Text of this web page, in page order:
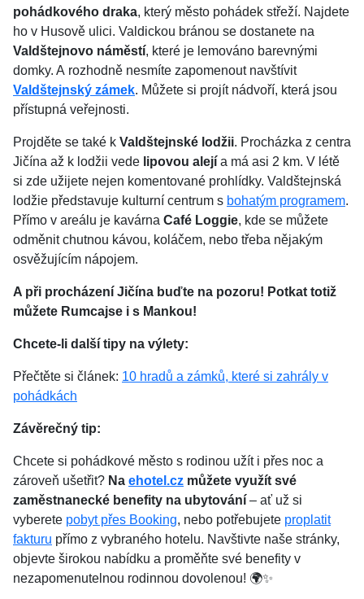
pohádkového draka, který město pohádek střeží. Najdete
ho v Husově ulici. Valdickou bránou se dostanete na
Valdštejnovo náměstí, které je lemováno barevnými
domky. A rozhodně nesmíte zapomenout navštívit
Valdštejnský zámek. Můžete si projít nádvoří, která jsou
přístupná veřejnosti.
Projděte se také k Valdštejnské lodžii. Procházka z centra
Jičína až k lodžii vede lipovou alejí a má asi 2 km. V létě
si zde užijete nejen komentované prohlídky. Valdštejnská
lodžie představuje kulturní centrum s bohatým programem.
Přímo v areálu je kavárna Café Loggie, kde se můžete
odměnit chutnou kávou, koláčem, nebo třeba nějakým
osvěžujícím nápojem.
A při procházení Jičína buďte na pozoru! Potkat totiž
můžete Rumcajse i s Mankou!
Chcete-li další tipy na výlety:
Přečtěte si článek: 10 hradů a zámků, které si zahrály v
pohádkách
Závěrečný tip:
Chcete si pohádkové město s rodinou užít i přes noc a
zároveň ušetřit? Na ehotel.cz můžete využít své
zaměstnanecké benefity na ubytování – ať už si
vyberete pobyt přes Booking, nebo potřebujete proplatit
fakturu přímo z vybraného hotelu. Navštivte naše stránky,
objevte širokou nabídku a proměňte své benefity v
nezapomenutelnou rodinnou dovolenou! 🌍✨